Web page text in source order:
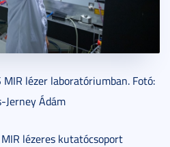
MIR lézer laboratóriumban. Fotó:
Jerney Ádám
lézeres kutatócsoport